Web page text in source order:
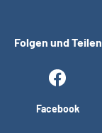
Folgen und Teilen
Facebook